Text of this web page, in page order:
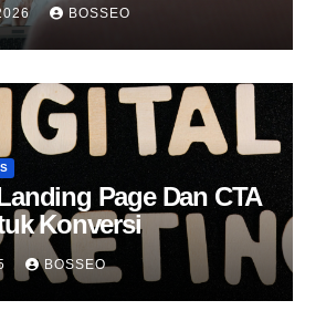
BOSSEO
Page Dan CTA
Konversi
BOSSEO